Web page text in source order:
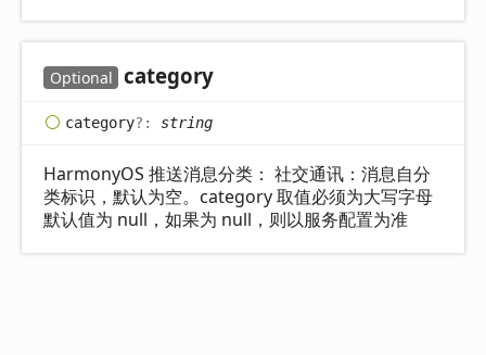
Optional category
category?: string
HarmonyOS 推送消息分类： 社交通讯：消息自分
类标识，默认为空。category 取值必须为大写字母
默认值为 null，如果为 null，则以服务配置为准